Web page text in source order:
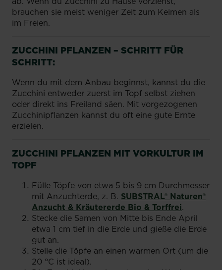
brauchen sie meist weniger Zeit zum Keimen als
im Freien.
ZUCCHINI PFLANZEN – SCHRITT FÜR
SCHRITT:
Wenn du mit dem Anbau beginnst, kannst du die
Zucchini entweder zuerst im Topf selbst ziehen
oder direkt ins Freiland säen. Mit vorgezogenen
Zucchinipflanzen kannst du oft eine gute Ernte
erzielen.
ZUCCHINI PFLANZEN MIT VORKULTUR IM
TOPF
Fülle Töpfe von etwa 5 bis 9 cm Durchmesser
mit Anzuchterde, z. B. SUBSTRAL® Naturen®
Anzucht & Kräutererde Bio & Torffrei.
Stecke die Samen von Mitte bis Ende April
etwa 1 cm tief in die Erde und gieße die Erde
gut an.
Stelle die Töpfe an einen warmen Ort (um die
20 °C ist ideal).